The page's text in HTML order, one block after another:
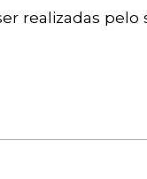
realizadas